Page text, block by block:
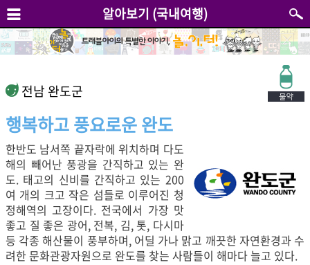
알아보기 (국내여행)
전남 완도군
행복하고 풍요로운 완도
한반도 남서쪽 끝자락에 위치하며 다도
해의 빼어난 풍광을 간직하고 있는 완
도. 태고의 신비를 간직하고 있는 200
여 개의 크고 작은 섬들로 이루어진 청
정해역의 고장이다. 전국에서 가장 맛
좋고 질 좋은 광어, 전복, 김, 톳, 다시마
등 각종 해산물이 풍부하며, 어딜 가나 맑고 깨끗한 자연환경과 수
려한 문화관광자원으로 완도를 찾는 사람들이 해마다 늘고 있다.